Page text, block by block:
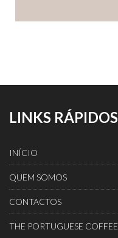
LINKS RÁPIDOS
INÍCIO
QUEM SOMOS
CONTACTOS
THE PORTUGUESE COFFEE